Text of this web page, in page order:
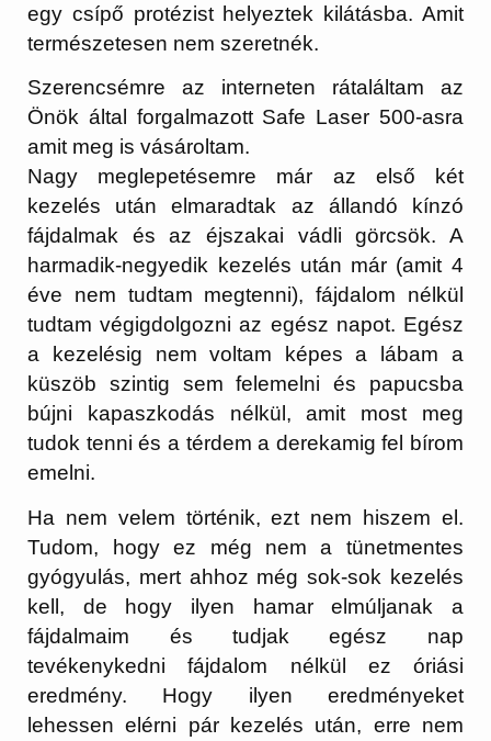
egy csípő protézist helyeztek kilátásba. Amit
természetesen nem szeretnék.
Szerencsémre az interneten rátaláltam az
Önök által forgalmazott Safe Laser 500-asra
amit meg is vásároltam.
Nagy meglepetésemre már az első két
kezelés után elmaradtak az állandó kínzó
fájdalmak és az éjszakai vádli görcsök. A
harmadik-negyedik kezelés után már (amit 4
éve nem tudtam megtenni), fájdalom nélkül
tudtam végigdolgozni az egész napot. Egész
a kezelésig nem voltam képes a lábam a
küszöb szintig sem felemelni és papucsba
bújni kapaszkodás nélkül, amit most meg
tudok tenni és a térdem a derekamig fel bírom
emelni.
Ha nem velem történik, ezt nem hiszem el.
Tudom, hogy ez még nem a tünetmentes
gyógyulás, mert ahhoz még sok-sok kezelés
kell, de hogy ilyen hamar elmúljanak a
fájdalmaim és tudjak egész nap
tevékenykedni fájdalom nélkül ez óriási
eredmény. Hogy ilyen eredményeket
lehessen elérni pár kezelés után, erre nem